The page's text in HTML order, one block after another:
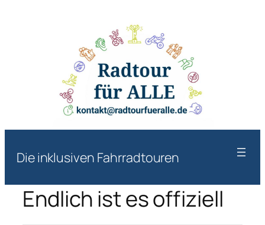
Die inklusiven Fahrradtouren
Endlich ist es offiziell